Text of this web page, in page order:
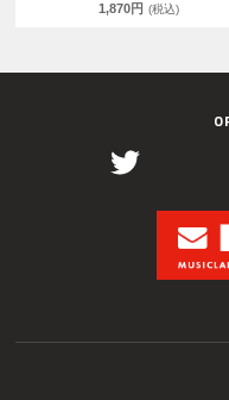
1,870円 (税込)